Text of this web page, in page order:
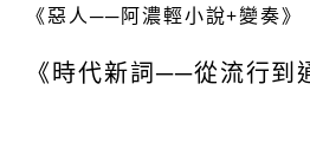
《惡人──阿濃輕小說+變奏》
《時代新詞──從流行到